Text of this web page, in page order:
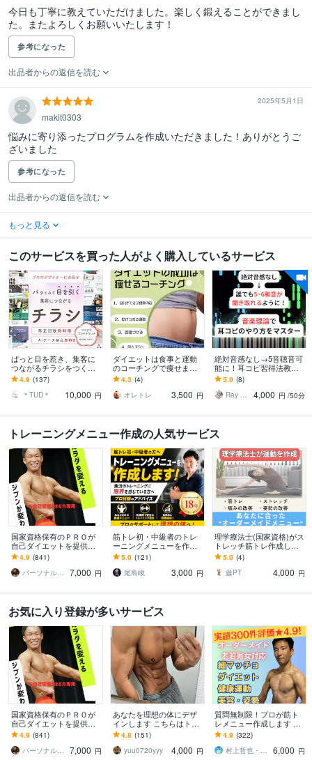
今日も丁寧に教えていただけました。楽しく鍛えることができまし
た。またよろしくお願いいたします！
参考になった
出品者からの返信を読む
2025年5月1日
makit0303
悩みに寄り添ったプログラムを作成いただきました！ありがとうご
ざいました
参考になった
出品者からの返信を読む
もっと見る
このサービスを買った人がよく購入しているサービス
ぱっと目を惹き、集客に
つながるチラシをつくり
ます 美容サロン/フィット
ネスジムのデザイナー経
験あり
4.9 (137)
＊TUD＊
10,000 円
ダイエットは食事と運動
のコーチングで痩せます
痩せるための方法は個人
差があり、自分のやり方
を見つけていく
4.3 (4)
オレトレ
3,500 円
絶対音感なし→5音聴音可
能に！耳コピ習得法教え
ます 耳コピのやり方や基
本的な音楽理論を誰でも
マスター
5.0 (8)
Ray 耳コピ＆IT海外大生
4,000 円 /50分
トレーニングメニュー作成の人気サービス
国家資格保有のＰＲＯが
自己ダイエットを提供し
ます 自分で痩せる専用ダ
イエット戦略を徹底案内
4.9 (841)
パーソナルトレーナーJTタク
7,000 円
筋トレ初・中級者のトレ
ーニングメニューを作成
します 我流のトレーニン
グに限界を感じている方
へプロ目線のアドバイス
5.0 (121)
尾島峻
3,000 円
理学療法士(国家資格)がス
トレッチ筋トレ作成しま
す 柔軟性、筋力、肩こ
り・腰痛など痛み・疲労
改善メニュー作成
5.0 (4)
藤PT
4,000 円
お気に入り登録が多いサービス
国家資格保有のＰＲＯが
自己ダイエットを提供し
ます 自分で痩せる専用ダ
イエット戦略を徹底案内
4.9 (841)
パーソナルトレーナーJTタク
7,000 円
あなたを理想の体にデザ
インします こちらはトレ
ーニング版専用になりま
す。
4.8 (151)
yuu0720yyy
4,000 円
質問無制限！プロが筋ト
レメニュー作成します 実
績300件！自宅・ジムでの
筋トレメニュー作成とフ
ォロー！
4.9 (322)
村上哲也・ダイエットインストラクター
6,000 円